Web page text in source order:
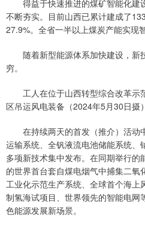
得益于快速推进的煤矿智能化建
不断夯实。目前山西已累计建成了
27.9%。全省一半以上煤炭产能实现
随着新型能源体系加快建设，新
穷。
工人在位于山西转型综合改革示
区吊运风电装备（2024年5月30日摄
在持续两天的首发（推介）活动
运输系统、全钒液流电池储能系统、
多项新技术集中发布。在同期举行的
的世界首台套自煤电烟气中捕集二氧
工业化示范生产系统、全球首个海上
制氢海试项目、世界领先的智能电网
色能源发展新场景。